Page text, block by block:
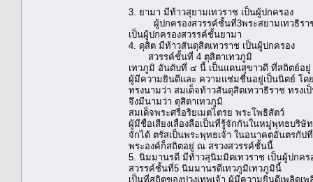
3. ยามา มีท้าวสุยามเทวราช เป็นผู้ปกครอง
ผู้ปกครองสวรรค์ชั้นที่3พระสยามเทวธิราช
เป็นผู้ปกครองสวรรค์ชั้นยามา
4. ดุสิต มีท้าวสันดุสิตเทวราช เป็นผู้ปกครอง
สวรรค์ชั้นที่ 4 ตุสิตาเทวภูมิ
เทวภูมิ อันดับที่ ๔ นี้ เป็นแดนสุขาวดี ที่สถิตย์อยู่
ผู้มีความยินดีและ ความแช่มชื่นอยู่เป็นนิตย์ โด
ทรงนามว่า สมเด็จท้าวสันดุสิตเทวาธิราช ทรงเ
จึงมีนามว่า ตุสิตาเทวภูมิ
สมเด็จพระศรีอริยเมตไตรย พระโพธิสัตว์
ผู้มีชื่อเสียงเลื่องลือเป็นที่รู้จักกันในหมู่พุทธบริษั
จักได้ ตรัสเป็นพระพุทธเจ้า ในอนาคตอันตรกั
พระองค์ก็สถิตอยู่ ณ สรวงสวรรค์ชั้นนี้
5. นิมมานรดี มีท้าวสุนิมมิตเทวราช เป็นผู้ปกคร
สวรรค์ชั้นที่5 นิมมานรดีเทวภูมิเทวภูมินี้
เป็นที่สถิตของปวงเทพเจ้า ผู้มีความยินดีเพลิด